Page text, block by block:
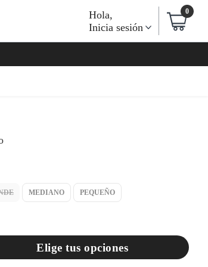
Hola,
Inicia sesión
0
MEDIANO PEQUEÑO
Elige tus opciones